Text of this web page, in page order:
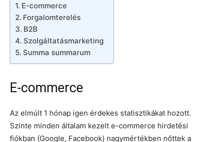
E-commerce
Forgalomterelés
B2B
Szolgáltatásmarketing
Summa summarum
E-commerce
Az elmúlt 1 hónap igen érdekes statisztikákat hozott.
Szinte minden általam kezelt e-commerce hirdetési
fiókban (Google, Facebook) nagymértékben nőttek a